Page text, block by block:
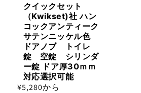
クイックセット
（Kwikset)社 ハン
コックアンティーク
サテンニッケル色
ドアノブ トイレ
錠 空錠 シリンダ
ー錠 ドア厚30ｍｍ
対応選択可能
通
¥5,280から